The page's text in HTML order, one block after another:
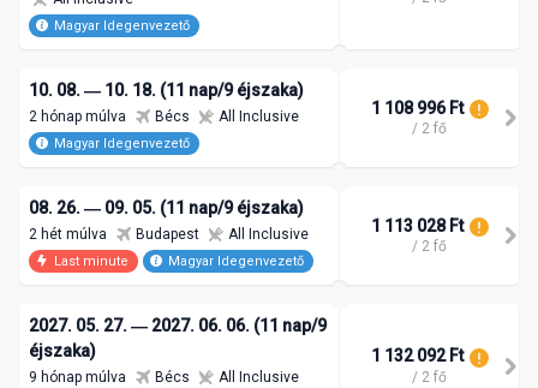
Magyar Idegenvezető
10. 08. ― 10. 18. (11 nap/9 éjszaka)
2 hónap múlva Bécs All Inclusive
Magyar Idegenvezető
1 108 996 Ft
/ 2 fő
08. 26. ― 09. 05. (11 nap/9 éjszaka)
2 hét múlva Budapest All Inclusive
Last minute Magyar Idegenvezető
1 113 028 Ft
/ 2 fő
2027. 05. 27. ― 2027. 06. 06. (11 nap/9
éjszaka)
9 hónap múlva Bécs All Inclusive
1 132 092 Ft
/ 2 fő